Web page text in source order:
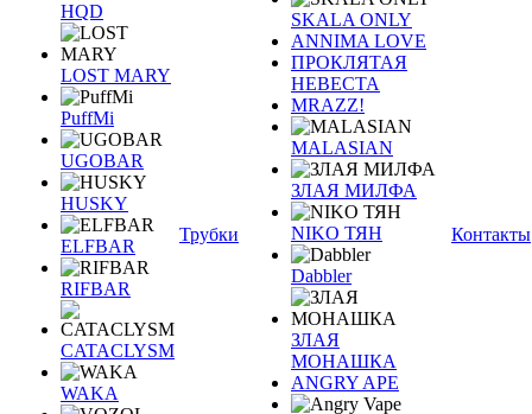
HQD
LOST MARY
PuffMi
UGOBAR
HUSKY
ELFBAR
RIFBAR
CATACLYSM
WAKA
Трубки
SKALA ONLY
ANNIMA LOVE
ПРОКЛЯТАЯ
НЕВЕСТА
MRAZZ!
MALASIAN
ЗЛАЯ МИЛФА
NIKO ТЯН
Dabbler
ЗЛАЯ
МОНАШКА
ANGRY APE
Контакты